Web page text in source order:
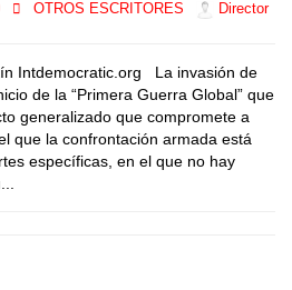
OTROS ESCRITORES
Director
Intdemocratic.org La invasión de
de la “Primera Guerra Global” que
generalizado que compromete a
que la confrontación armada está
específicas, en el que no hay